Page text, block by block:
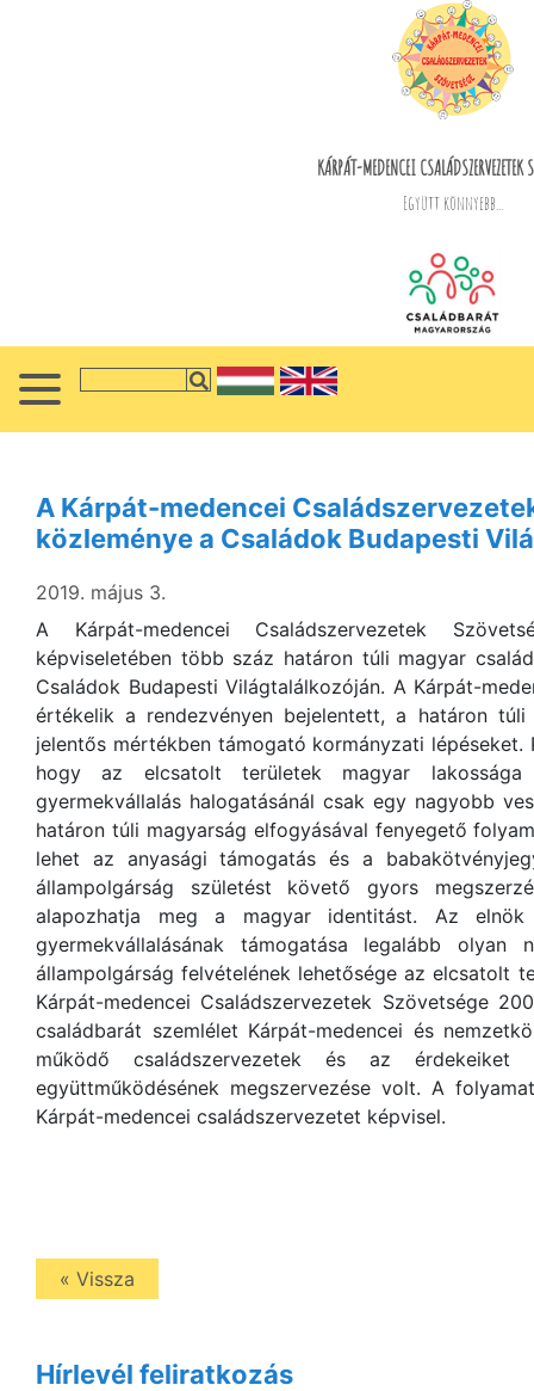
KÁRPÁT-MEDENCEI CSALÁDSZERVEZETEK
Együtt könnyebb...
A Kárpát-medencei
közleménye a Családok Budapesti
2019. május 3.
A Kárpát-medencei Családszervezetek
képviseletében több száz határon túli magyar
Családok Budapesti Világtalálkozóján. A Kárpát-
értékelik a rendezvényen bejelentett, a határon túli
jelentős mértékben támogató kormányzati
hogy az elcsatolt területek magyar
gyermekvállalás halogatásánál csak egy nagyobb
határon túli magyarság elfogyásával fenyegető
lehet az anyasági támogatás és a
állampolgárság születést követő gyors
alapozhatja meg a magyar identitást. Az
gyermekvállalásának támogatása legalább
állampolgárság felvételének lehetősége az elcsatolt
Kárpát-medencei Családszervezetek Szövetsége
családbarát szemlélet Kárpát-medencei és
működő családszervezetek és az érdekeiket
együttműködésének megszervezése volt. A
Kárpát-medencei családszervezetet képvisel.
« Vissza
Hírlevél feliratkozás